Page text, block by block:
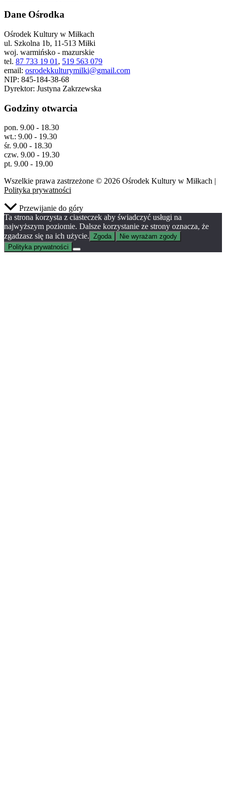
Dane Ośrodka
Ośrodek Kultury w Miłkach
ul. Szkolna 1b, 11-513 Miłki
woj. warmińsko - mazurskie
tel. 87 733 19 01 , 519 563 079
email: osrodekkulturymilki@gmail.com
NIP: 845-184-38-68
Dyrektor: Justyna Zakrzewska
Godziny otwarcia
pon. 9.00 - 18.30
wt.: 9.00 - 19.30
śr. 9.00 - 18.30
czw. 9.00 - 19.30
pt. 9.00 - 19.00
Wszelkie prawa zastrzeżone © 2026 Ośrodek Kultury w Miłkach |
Polityka prywatności
Przewijanie do góry
Ta strona korzysta z ciasteczek aby świadczyć usługi na
najwyższym poziomie. Dalsze korzystanie ze strony oznacza, że
zgadzasz się na ich użycie. Zgoda
Nie wyrażam zgody
Polityka prywatności